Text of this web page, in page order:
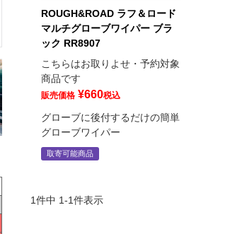
ROUGH&ROAD ラフ＆ロード
マルチグローブワイパー ブラ
ック RR8907
こちらはお取りよせ・予約対象
商品です
販売価格 ¥660税込
グローブに後付するだけの簡単
グローブワイパー
取寄可能商品
1件中 1-1件表示